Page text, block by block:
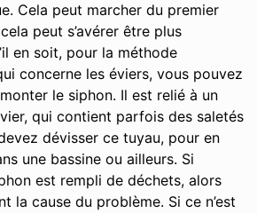
Cela peut marcher du premier
peut s’avérer être plus
en soit, pour la méthode
concerne les éviers, vous pouvez
le siphon. Il est relié à un
qui contient parfois des saletés
dévisser ce tuyau, pour en
une bassine ou ailleurs. Si
est rempli de déchets, alors
la cause du problème. Si ce n’est